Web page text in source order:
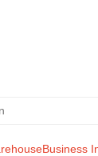
Business